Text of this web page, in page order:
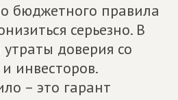
бюджетного правила
серьезно. В
доверия со
инвесторов.
– это гарант